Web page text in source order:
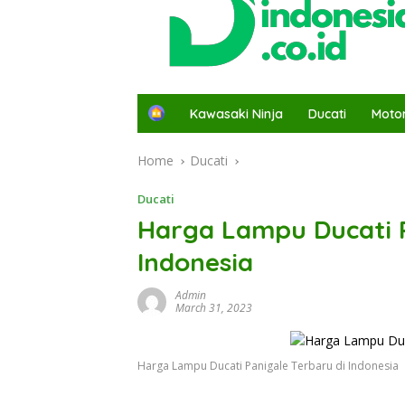
H
e
Kawasaki Ninja Ducati
Home Ducati
Ducati
Harga Lampu Ducati
Indonesia
Admin
March 31, 2023
Harga Lampu Ducati Panigale Terbaru di Indonesia